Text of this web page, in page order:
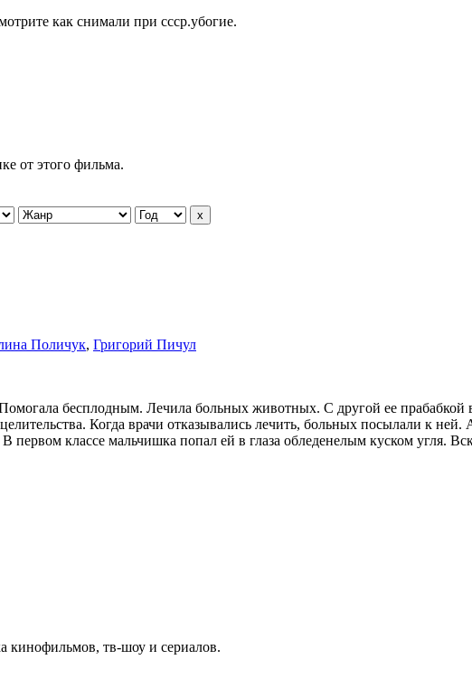
как снимали при ссср.убогие.
от этого фильма.
Поличук, Григорий Пичул
бесплодным. Лечила больных животных. С другой ее прабабкой
Когда врачи отказывались лечить, больных посылали к
В первом классе мальчишка попал ей в глаза обледенелым куском угля.
кинофильмов, тв-шоу и сериалов.